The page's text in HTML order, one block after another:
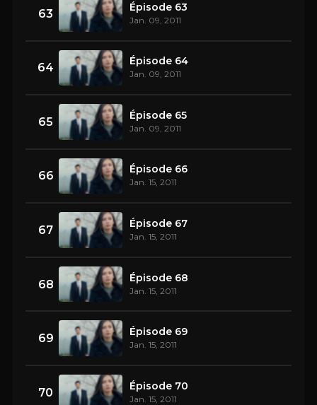
63 Épisode 63
Jan. 09, 2011
64 Épisode 64
Jan. 09, 2011
65 Épisode 65
Jan. 09, 2011
66 Épisode 66
Jan. 15, 2011
67 Épisode 67
Jan. 15, 2011
68 Épisode 68
Jan. 15, 2011
69 Épisode 69
Jan. 15, 2011
70 Épisode 70
Jan. 15, 2011